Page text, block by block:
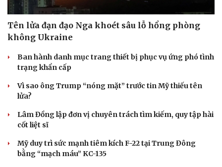
Tên lửa đạn đạo Nga khoét sâu lỗ hổng phòng
không Ukraine
Ban hành danh mục trang thiết bị phục vụ ứng phó tình
trạng khẩn cấp
Vì sao ông Trump “nóng mặt” trước tin Mỹ thiếu tên
lửa?
Lâm Đồng lập đơn vị chuyên trách tìm kiếm, quy tập hài
cốt liệt sĩ
Mỹ duy trì sức mạnh tiêm kích F-22 tại Trung Đông
bằng “mạch máu” KC-135